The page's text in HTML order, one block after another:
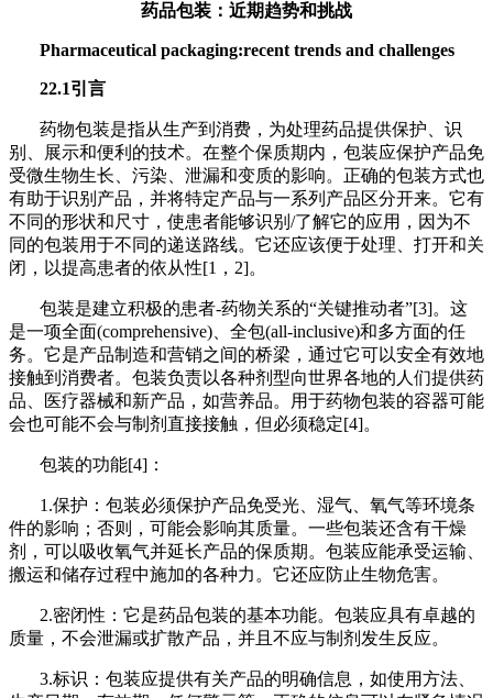
药品包装：近期趋势和挑战
Pharmaceutical packaging:recent trends and challenges
22.1引言
药物包装是指从生产到消费，为处理药品提供保护、识
别、展示和便利的技术。在整个保质期内，包装应保护产品免
受微生物生长、污染、泄漏和变质的影响。正确的包装方式也
有助于识别产品，并将特定产品与一系列产品区分开来。它有
不同的形状和尺寸，使患者能够识别/了解它的应用，因为不
同的包装用于不同的递送路线。它还应该便于处理、打开和关
闭，以提高患者的依从性[1，2]。
包装是建立积极的患者-药物关系的“关键推动者”[3]。这
是一项全面(comprehensive) 、全包(all-inclusive)和多方面的任
务。它是产品制造和营销之间的桥梁，通过它可以安全有效地
接触到消费者。包装负责以各种剂型向世界各地的人们提供药
品、医疗器械和新产品，如营养品。用于药物包装的容器可能
会也可能不会与制剂直接接触，但必须稳定[4]。
包装的功能[4]：
1.保护：包装必须保护产品免受光、湿气、氧气等环境条
件的影响；否则，可能会影响其质量。一些包装还含有干燥
剂，可以吸收氧气并延长产品的保质期。包装应能承受运输、
搬运和储存过程中施加的各种力。它还应防止生物危害。
2.密闭性：它是药品包装的基本功能。包装应具有卓越的
质量，不会泄漏或扩散产品，并且不应与制剂 发生反应。
3.标识：包装应提供有关产品的明确信息，如使用方法